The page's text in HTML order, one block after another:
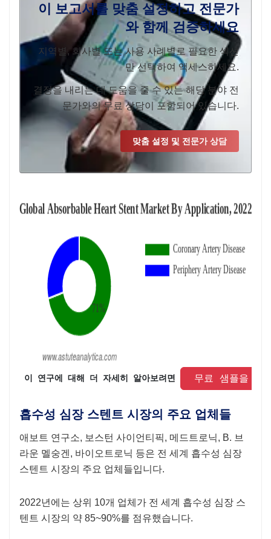
이 보고서를 맞춤 설정하고 전문가
와 함께 검증하세요
지역별, 회사별 또는 사용 사례별로 필요한 섹션
만 선택하여 액세스하세요.
결정을 내리는 데 도움을 줄 수 있는 해당 분야 전
문가와의 무료 상담이 포함되어 있습니다.
맞춤 설정 및 전문가 상담
이 연구에 대해 더 자세히 알아보려면 무료 샘플을 요
흡수성 심장 스텐트 시장의 주요 업체들
애보트 연구소, 보스턴 사이언티픽, 메드트로닉, B. 브
라운 멜숭겐, 바이오트로닉 등은 전 세계 흡수성 심장
스텐트 시장의 주요 업체들입니다.
2022년에는 상위 10개 업체가 전 세계 흡수성 심장 스
텐트 시장의 약 85~90%를 점유했습니다.